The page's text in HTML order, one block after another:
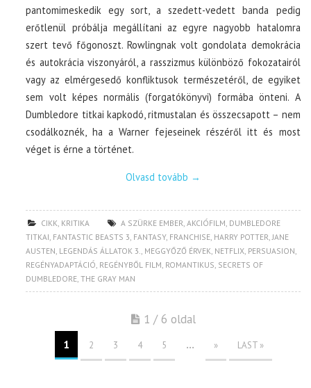
pantomimeskedik egy sort, a szedett-vedett banda pedig
erőtlenül próbálja megállítani az egyre nagyobb hatalomra
szert tevő főgonoszt. Rowlingnak volt gondolata demokrácia
és autokrácia viszonyáról, a rasszizmus különböző fokozatairól
vagy az elmérgesedő konfliktusok természetéről, de egyiket
sem volt képes normális (forgatókönyvi) formába önteni. A
Dumbledore titkai kapkodó, ritmustalan és összecsapott – nem
csodálkoznék, ha a Warner fejeseinek részéről itt és most
véget is érne a történet.
Olvasd tovább →
CIKK KRITIKA A SZÜRKE EMBER ,AKCIÓFILM DUMBLEDORE
TITKAI FANTASTIC BEASTS 3 FANTASY, FRANCHISE HARRY POTTER JANE
AUSTEN LEGENDÁS ÁLLATOK 3. MEGGYŐZŐ ÉRVEK NETFLIX PERSUASION
REGÉNYADAPTÁCIÓ REGÉNYBŐL FILM ROMANTIKUS SECRETS OF
DUMBLEDORE ,THE GRAY MAN
1 / 6 oldal
1 2 3 4 5 ... » LAST »